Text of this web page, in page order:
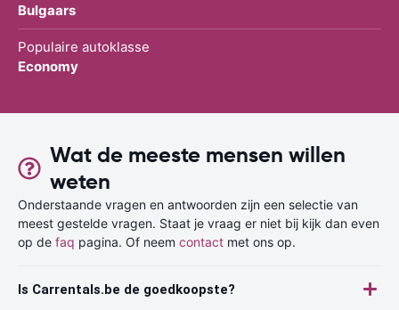
Bulgaars
Populaire autoklasse
Economy
Wat de meeste mensen willen
weten
Onderstaande vragen en antwoorden zijn een selectie van
meest gestelde vragen. Staat je vraag er niet bij kijk dan even
op de faq pagina. Of neem contact met ons op.
Is Carrentals.be de goedkoopste?